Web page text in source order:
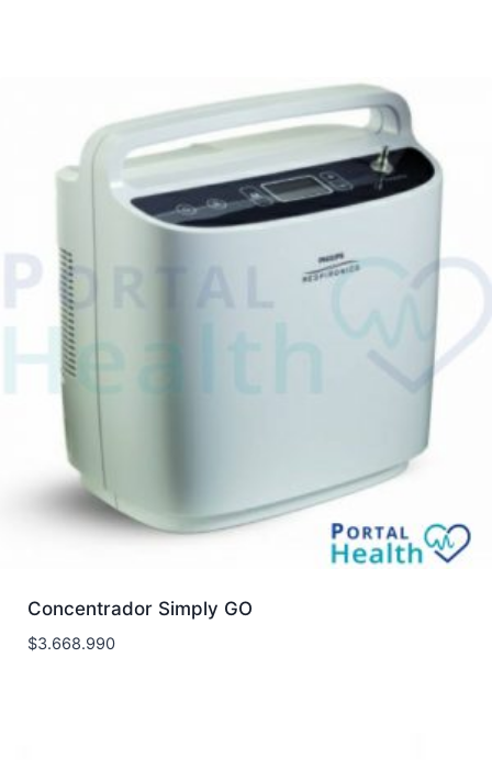
Concentrador Simply GO
$3.668.990